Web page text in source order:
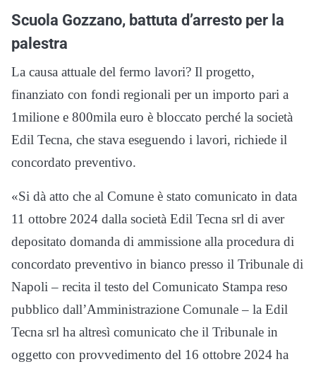
Scuola Gozzano, battuta d’arresto per la
palestra
La causa attuale del fermo lavori? Il progetto,
finanziato con fondi regionali per un importo pari a
1milione e 800mila euro è bloccato perché la società
Edil Tecna, che stava eseguendo i lavori, richiede il
concordato preventivo.
«Si dà atto che al Comune è stato comunicato in data
11 ottobre 2024 dalla società Edil Tecna srl di aver
depositato domanda di ammissione alla procedura di
concordato preventivo in bianco presso il Tribunale di
Napoli – recita il testo del Comunicato Stampa reso
pubblico dall’Amministrazione Comunale – la Edil
Tecna srl ha altresì comunicato che il Tribunale in
oggetto con provvedimento del 16 ottobre 2024 ha